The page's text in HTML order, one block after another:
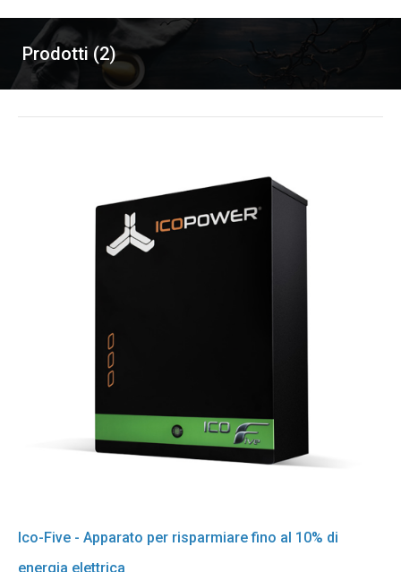
Prodotti (2)
Ico-Five - Apparato per risparmiare fino al 10% di
energia elettrica